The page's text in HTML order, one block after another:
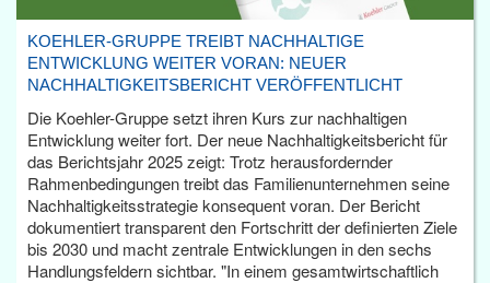
KOEHLER-GRUPPE TREIBT NACHHALTIGE
ENTWICKLUNG WEITER VORAN: NEUER
NACHHALTIGKEITSBERICHT VERÖFFENTLICHT
Die Koehler-Gruppe setzt ihren Kurs zur nachhaltigen
Entwicklung weiter fort. Der neue Nachhaltigkeitsbericht für
das Berichtsjahr 2025 zeigt: Trotz herausfordernder
Rahmenbedingungen treibt das Familienunternehmen seine
Nachhaltigkeitsstrategie konsequent voran. Der Bericht
dokumentiert transparent den Fortschritt der definierten Ziele
bis 2030 und macht zentrale Entwicklungen in den sechs
Handlungsfeldern sichtbar. "In einem gesamtwirtschaftlich